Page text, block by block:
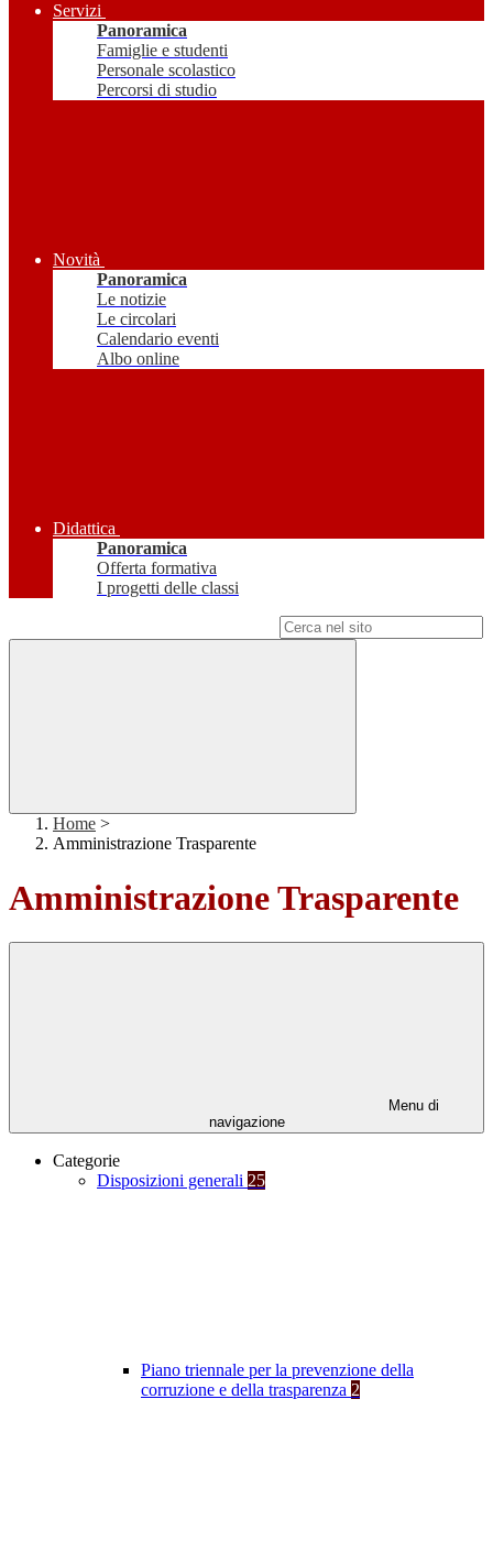
Servizi
Panoramica
Famiglie e studenti
Personale scolastico
Percorsi di studio
Novità
Panoramica
Le notizie
Le circolari
Calendario eventi
Albo online
Didattica
Panoramica
Offerta formativa
I progetti delle classi
Home >
Amministrazione Trasparente
Amministrazione Trasparente
Menu di
navigazione
Categorie
Disposizioni generali 25
Piano triennale per la prevenzione della
corruzione e della trasparenza 2